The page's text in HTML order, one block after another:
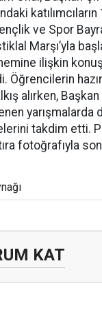
katılımcıların
ve Spor
Marşı’yla
ilişkin
Öğrencilerin
alırken,
takdim etti.
fotoğrafıyla
KAT